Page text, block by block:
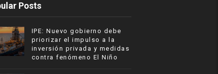
Posts
IPE: Nuevo gobierno debe
priorizar el impulso a la
inversión privada y medidas
contra fenómeno El Niño